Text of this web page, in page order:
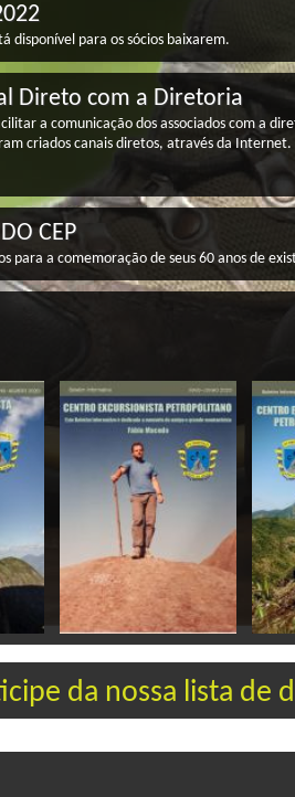
disponível para os sócios baixarem.
Direto com a Diretoria
a comunicação dos associados com a
criados canais diretos, através da Internet.
CEP
para a comemoração de seus 60 anos de
da nossa lista de